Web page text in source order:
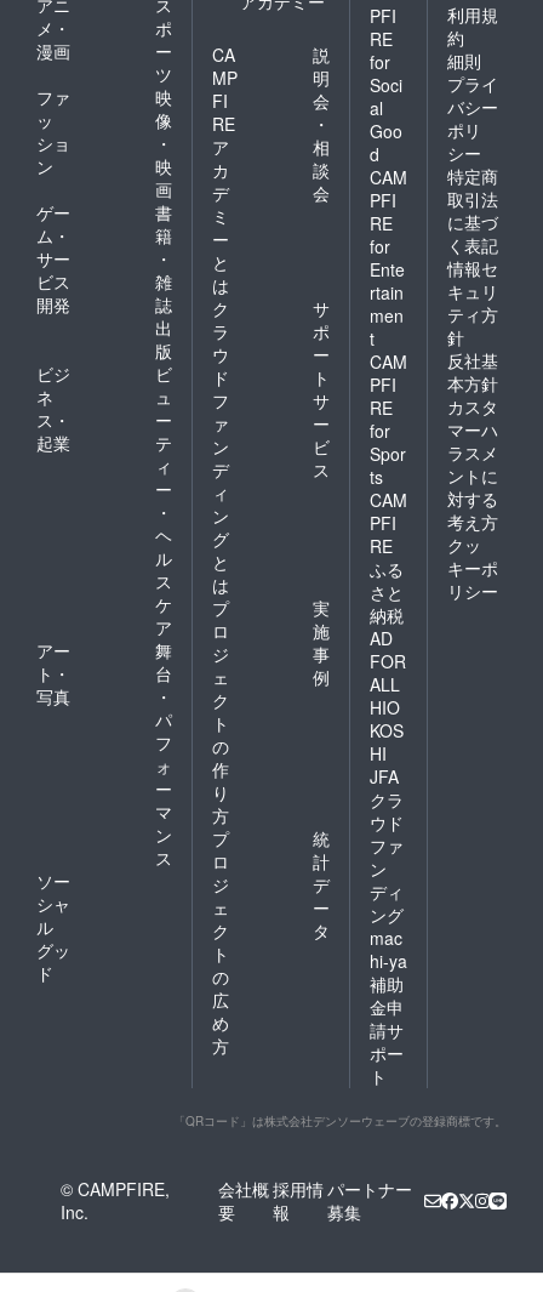
アニ
メ・
漫画
ス
ポ
ー
ツ
ファ
ッ
ショ
ン
映
像
・
映
画
ゲー
ム・
サー
ビス
開発
書
籍
・
雑
誌
出
版
ビジ
ネ
ス・
起業
ビ
ュ
ー
テ
ィ
ー
・
ヘ
ル
ス
ケ
ア
アー
ト・
写真
舞
台
・
パ
フ
ォ
ー
マ
ン
ス
ソー
シャ
ル
グッ
ド
CA
MP
FI
RE
ア
カ
デ
ミ
ー
と
は
説
明
会
・
相
談
会
ク
ラ
ウ
ド
フ
ァ
ン
デ
ィ
ン
グ
と
は
サ
ポ
ー
ト
サ
ー
ビ
ス
プ
ロ
ジ
ェ
ク
ト
の
作
り
方
実
施
事
例
プ
ロ
ジ
ェ
ク
ト
の
広
め
方
統
計
デ
ー
タ
PFI
RE
for
Soci
al
Goo
d
CAM
PFI
RE
for
Ente
rtain
men
t
CAM
PFI
RE
for
Spor
ts
CAM
PFI
RE
ふる
さと
納税
AD
FOR
ALL
HIO
KOS
HI
JFA
クラ
ウド
ファ
ン
ディ
ング
mac
hi-ya
補助
金申
請サ
ポー
ト
利用規
約
細則
プライ
バシー
ポリ
シー
特定商
取引法
に基づ
く表記
情報セ
キュリ
ティ方
針
反社基
本方針
カスタ
マーハ
ラスメ
ントに
対する
考え方
クッ
キーポ
リシー
「QRコード」は株式会社デンソーウェーブの登録商標です。
© CAMPFIRE,
Inc.
会社概
要
採用情
報
パートナー
募集